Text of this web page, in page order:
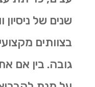
שנים של
בצוותים
גובה. בין אם